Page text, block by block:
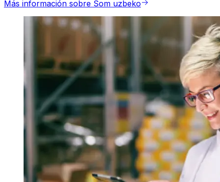
Más información sobre Som uzbeko